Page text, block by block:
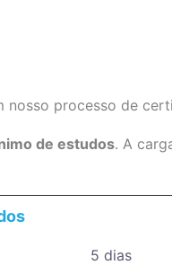
nosso processo de
de estudos. A
5 dias